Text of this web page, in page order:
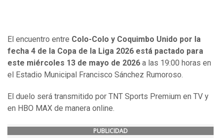
El encuentro entre Colo-Colo y Coquimbo Unido por la
fecha 4 de la Copa de la Liga 2026 está pactado para
este miércoles 13 de mayo de 2026 a las 19:00 horas en
el Estadio Municipal Francisco Sánchez Rumoroso.
El duelo será transmitido por TNT Sports Premium en TV y
en HBO MAX de manera online.
PUBLICIDAD